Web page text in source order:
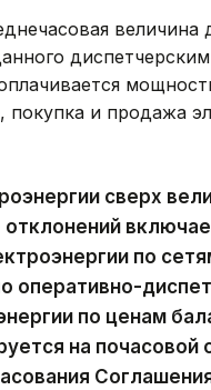
величина
и продажа
сверх
по
оперативно-
по ценам
на почасовой